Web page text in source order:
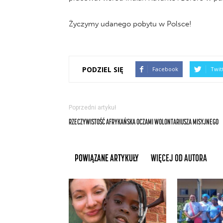
Życzymy udanego pobytu w Polsce!
PODZIEL SIĘ Facebook
Poprzedni artykuł
RZECZYWISTOŚĆ AFRYKAŃSKA OCZAMI WOLONTARIUSZA MISYJNEGO
POWIĄZANE ARTYKUŁY WIĘCEJ OD AUTORA